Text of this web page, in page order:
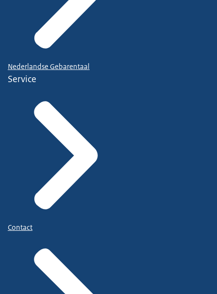
Nederlandse Gebarentaal
Service
Contact